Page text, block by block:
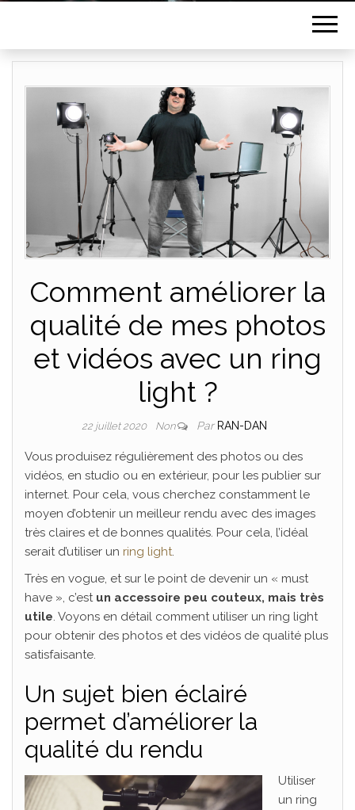
Comment améliorer la
qualité de mes photos
et vidéos avec un ring
light ?
22 juillet 2020 Non Par RAN-DAN
Vous produisez régulièrement des photos ou des
vidéos, en studio ou en extérieur, pour les publier sur
internet. Pour cela, vous cherchez constamment le
moyen d’obtenir un meilleur rendu avec des images
très claires et de bonnes qualités. Pour cela, l’idéal
serait d’utiliser un ring light.
Très en vogue, et sur le point de devenir un « must
have », c’est un accessoire peu couteux, mais très
utile. Voyons en détail comment utiliser un ring light
pour obtenir des photos et des vidéos de qualité plus
satisfaisante.
Un sujet bien éclairé
permet d’améliorer la
qualité du rendu
Utiliser
un ring